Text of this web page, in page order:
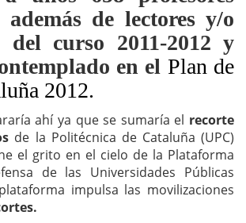
además de lectores y/o
del curso 2011-2012 y
en el Plan de
2012.
ahí ya que se sumaría el recorte
de la Politécnica de Cataluña (UPC)
el grito en el cielo de la Plataforma
de las Universidades Públicas
impulsa las movilizaciones